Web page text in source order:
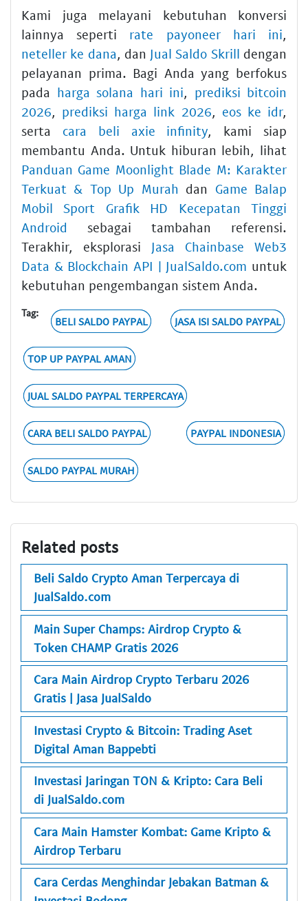
Kami juga melayani kebutuhan konversi
lainnya seperti rate payoneer hari ini,
neteller ke dana, dan Jual Saldo Skrill dengan
pelayanan prima. Bagi Anda yang berfokus
pada harga solana hari ini, prediksi bitcoin
2026, prediksi harga link 2026, eos ke idr,
serta cara beli axie infinity, kami siap
membantu Anda. Untuk hiburan lebih, lihat
Panduan Game Moonlight Blade M: Karakter
Terkuat & Top Up Murah dan Game Balap
Mobil Sport Grafik HD Kecepatan Tinggi
Android sebagai tambahan referensi.
Terakhir, eksplorasi Jasa Chainbase Web3
Data & Blockchain API | JualSaldo.com untuk
kebutuhan pengembangan sistem Anda.
Tag:
BELI SALDO PAYPAL JASA ISI SALDO PAYPAL
TOP UP PAYPAL AMAN
JUAL SALDO PAYPAL TERPERCAYA
CARA BELI SALDO PAYPAL PAYPAL INDONESIA
SALDO PAYPAL MURAH
Related posts
Beli Saldo Crypto Aman Terpercaya di
JualSaldo.com
Main Super Champs: Airdrop Crypto &
Token CHAMP Gratis 2026
Cara Main Airdrop Crypto Terbaru 2026
Gratis | Jasa JualSaldo
Investasi Crypto & Bitcoin: Trading Aset
Digital Aman Bappebti
Investasi Jaringan TON & Kripto: Cara Beli
di JualSaldo.com
Cara Main Hamster Kombat: Game Kripto &
Airdrop Terbaru
Cara Cerdas Menghindar Jebakan Batman &